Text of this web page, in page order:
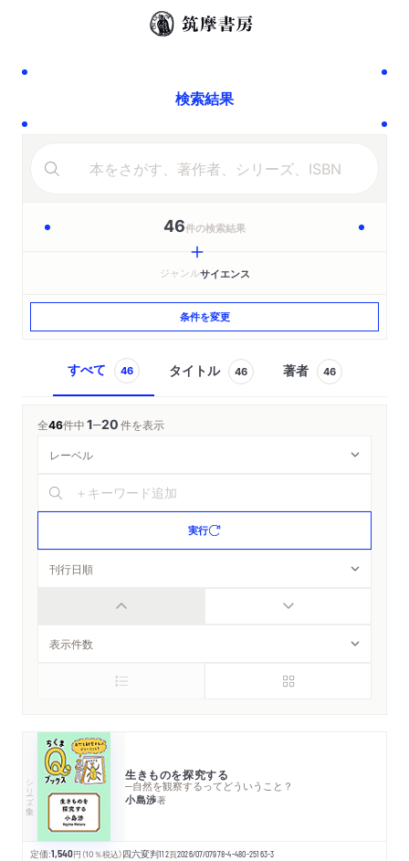
検索結果
46件の検索結果
ジャンルサイエンス
条件を変更
すべて 46 タイトル 46 著者 46
全46件中1─20件を表示
実行
シリーズ・全集 生きものを探究する
─自然を観察するってどういうこと？
小島渉著
定価:1,540円 （10％税込）四六変判112頁2026/07/07978-4-480-25163-3